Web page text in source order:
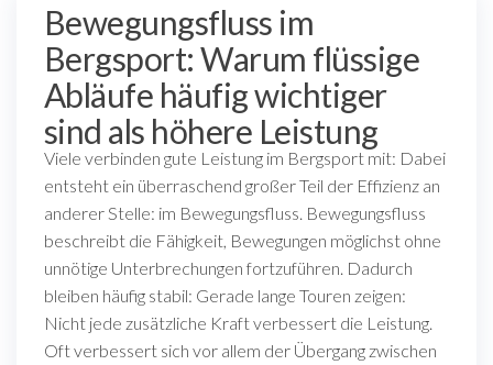
Bewegungsfluss im
Bergsport: Warum flüssige
Abläufe häufig wichtiger
sind als höhere Leistung
Viele verbinden gute Leistung im Bergsport mit: Dabei
entsteht ein überraschend großer Teil der Effizienz an
anderer Stelle: im Bewegungsfluss. Bewegungsfluss
beschreibt die Fähigkeit, Bewegungen möglichst ohne
unnötige Unterbrechungen fortzuführen. Dadurch
bleiben häufig stabil: Gerade lange Touren zeigen:
Nicht jede zusätzliche Kraft verbessert die Leistung.
Oft verbessert sich vor allem der Übergang zwischen